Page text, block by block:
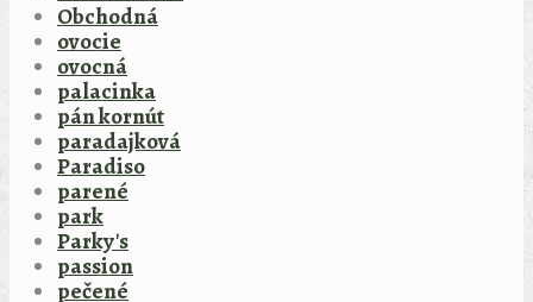
Obchodná
ovocie
ovocná
palacinka
pán kornút
paradajková
Paradiso
parené
park
Parky's
passion
pečené